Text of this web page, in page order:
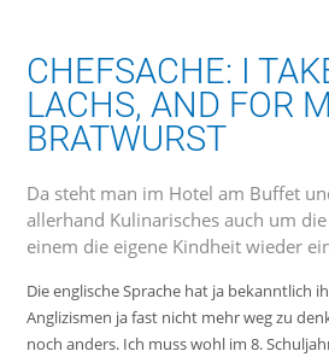
CHEFSACHE: I
LACHS, AND FOR
BRATWURST
Da steht man im Hotel am Buffet
allerhand Kulinarisches auch um
einem die eigene Kindheit wieder
Die englische Sprache hat ja bekanntlich
Anglizismen ja fast nicht mehr weg zu
noch anders. Ich muss wohl im 8.